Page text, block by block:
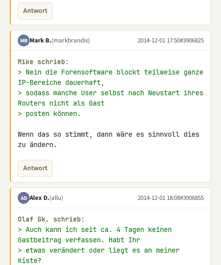
Antwort
MB Mark B.(markbrandis) 2014-12-01 17:50#3906825
Mike schrieb:
> Nein die Forensoftware blockt teilweise ganze
IP-Bereiche dauerhaft,
> sodass manche User selbst nach Neustart ihres
Routers nicht als Gast
> posten können.
Wenn das so stimmt, dann wäre es sinnvoll dies
zu ändern.
Antwort
AD Alex D.(allu) 2014-12-01 18:08#3906855
Olaf Gk. schrieb:
> Auch kann ich seit ca. 4 Tagen keinen
Gastbeitrag verfassen. Habt Ihr
> etwas verändert oder liegt es an meiner
Kiste?